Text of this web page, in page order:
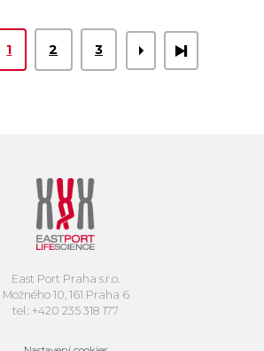
1 2 3
East Port Praha s.r.o.
Možného 10, 161 Praha 6
tel.: +420 235 318 177